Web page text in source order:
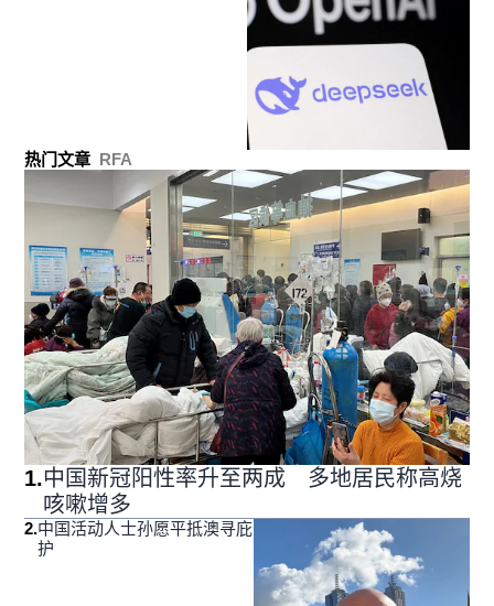
热门文章 RFA
1.中国新冠阳性率升至两成 多地居民称高烧
咳嗽增多
2.中国活动人士孙愿平抵澳寻庇
护